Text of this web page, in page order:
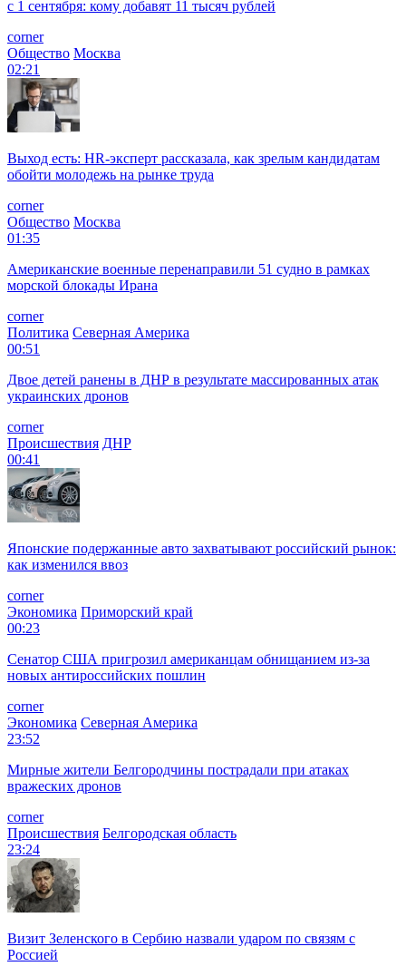
с 1 сентября: кому добавят 11 тысяч рублей
corner
Общество Москва
02:21
Выход есть: HR-эксперт рассказала, как зрелым кандидатам
обойти молодежь на рынке труда
corner
Общество Москва
01:35
Американские военные перенаправили 51 судно в рамках
морской блокады Ирана
corner
Политика Северная Америка
00:51
Двое детей ранены в ДНР в результате массированных атак
украинских дронов
corner
Происшествия ДНР
00:41
Японские подержанные авто захватывают российский рынок:
как изменился ввоз
corner
Экономика Приморский край
00:23
Сенатор США пригрозил американцам обнищанием из-за
новых антироссийских пошлин
corner
Экономика Северная Америка
23:52
Мирные жители Белгородчины пострадали при атаках
вражеских дронов
corner
Происшествия Белгородская область
23:24
Визит Зеленского в Сербию назвали ударом по связям с
Россией